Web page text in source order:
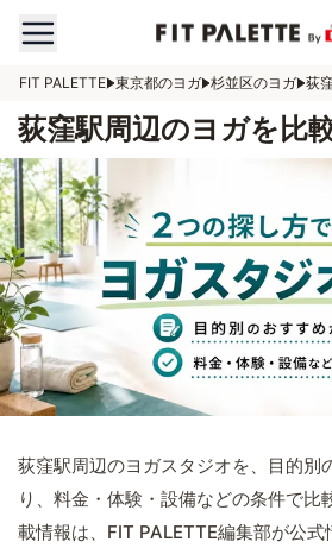
FIT PALETTE 東京都のヨガ 杉並区のヨガ 荻
荻窪駅周辺のヨガを比
荻窪駅周辺のヨガスタジオを、目的別
り、料金・体験・設備などの条件で比
載情報は、FIT PALETTE編集部が公式